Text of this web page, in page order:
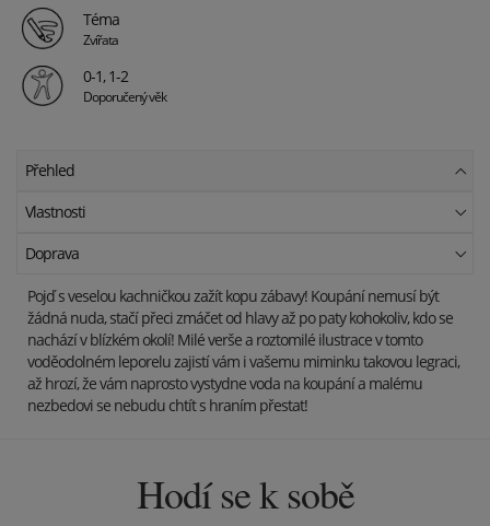
Téma
Zvířata
0-1, 1-2
Doporučený věk
Přehled
Vlastnosti
Doprava
Pojď s veselou kachničkou zažít kopu zábavy! Koupání nemusí být
žádná nuda, stačí přeci zmáčet od hlavy až po paty kohokoliv, kdo se
nachází v blízkém okolí! Milé verše a roztomilé ilustrace v tomto
voděodolném leporelu zajistí vám i vašemu miminku takovou legraci,
až hrozí, že vám naprosto vystydne voda na koupání a malému
nezbedovi se nebudu chtít s hraním přestat!
Hodí se k sobě